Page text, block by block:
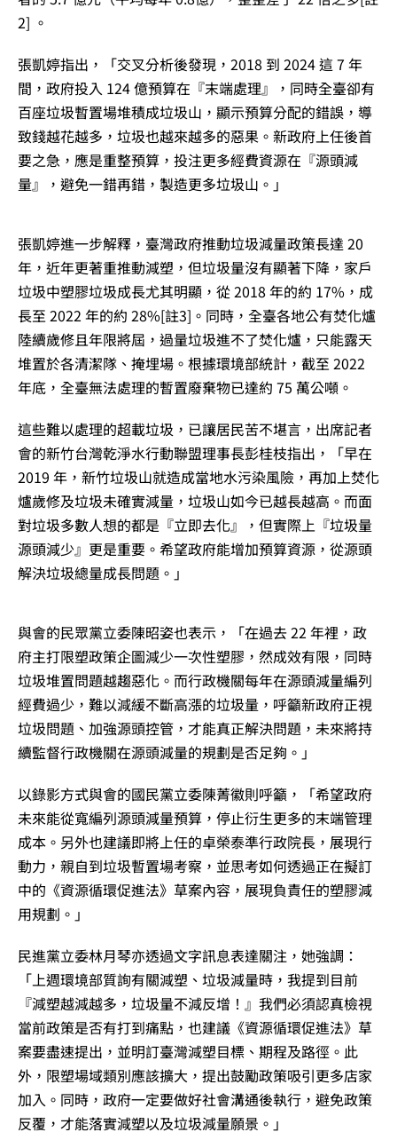
2] 。
張凱婷指出，「交叉分析後發現，2018 到 2024 這 7 年
間，政府投入 124 億預算在『末端處理』，同時全臺卻有
百座垃圾暫置場堆積成垃圾山，顯示預算分配的錯誤，導
致錢越花越多，垃圾也越來越多的惡果。新政府上任後首
要之急，應是重整預算，投注更多經費資源在『源頭減
量』，避免一錯再錯，製造更多垃圾山。」
張凱婷進一步解釋，臺灣政府推動垃圾減量政策長達 20
年，近年更著重推動減塑，但垃圾量沒有顯著下降，家戶
垃圾中塑膠垃圾成長尤其明顯，從 2018 年的約 17%，成
長至 2022 年的約 28%[註3]。同時，全臺各地公有焚化爐
陸續歲修且年限將屆，過量垃圾進不了焚化爐，只能露天
堆置於各清潔隊、掩埋場。根據環境部統計，截至 2022
年底，全臺無法處理的暫置廢棄物已達約 75 萬公噸。
這些難以處理的超載垃圾，已讓居民苦不堪言，出席記者
會的新竹台灣乾淨水行動聯盟理事長彭桂枝指出，「早在
2019 年，新竹垃圾山就造成當地水污染風險，再加上焚化
爐歲修及垃圾未確實減量，垃圾山如今已越長越高。而面
對垃圾多數人想的都是『立即去化』，但實際上『垃圾量
源頭減少』更是重要。希望政府能增加預算資源，從源頭
解決垃圾總量成長問題。」
與會的民眾黨立委陳昭姿也表示，「在過去 22 年裡，政
府主打限塑政策企圖減少一次性塑膠，然成效有限，同時
垃圾堆置問題越趨惡化。而行政機關每年在源頭減量編列
經費過少，難以減緩不斷高漲的垃圾量，呼籲新政府正視
垃圾問題、加強源頭控管，才能真正解決問題，未來將持
續監督行政機關在源頭減量的規劃是否足夠。」
以錄影方式與會的國民黨立委陳菁徽則呼籲，「希望政府
未來能從寬編列源頭減量預算，停止衍生更多的末端管理
成本。另外也建議即將上任的卓榮泰準行政院長，展現行
動力，親自到垃圾暫置場考察，並思考如何透過正在擬訂
中的《資源循環促進法》草案內容，展現負責任的塑膠減
用規劃。」
民進黨立委林月琴亦透過文字訊息表達關注，她強調：
「上週環境部質詢有關減塑、垃圾減量時，我提到目前
『減塑越減越多，垃圾量不減反增！』我們必須認真檢視
當前政策是否有打到痛點，也建議《資源循環促進法》草
案要盡速提出，並明訂臺灣減塑目標、期程及路徑。此
外，限塑場域類別應該擴大，提出鼓勵政策吸引更多店家
加入。同時，政府一定要做好社會溝通後執行，避免政策
反覆，才能落實減塑以及垃圾減量願景。」